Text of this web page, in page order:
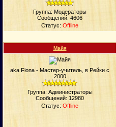
Группа: Модераторы
Сообщений: 4606
Статус: Offline
Майя
aka Fiona - Мастер-учитель, в Рейки с
2000
Группа: Администраторы
Сообщений: 12980
Статус: Offline